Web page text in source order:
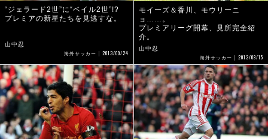
“ジェラード2世”に“ベイル2世”!?
プレミアの新星たちを見逃すな。
山中忍
海外サッカー 2013/09/24
モイーズ＆香川、モウリーニ
ョ……。
プレミアリーグ開幕、見所完全紹
介。
山中忍
海外サッカー 2013/08/15